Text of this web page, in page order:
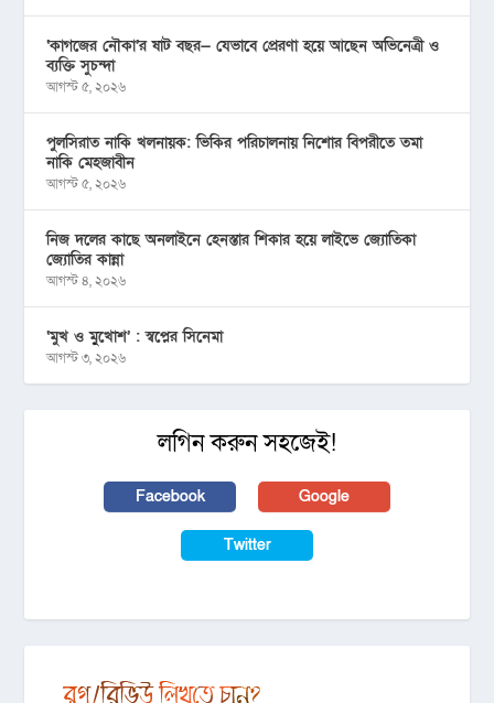
‘কাগজের নৌকা’র ষাট বছর— যেভাবে প্রেরণা হয়ে আছেন অভিনেত্রী ও
ব্যক্তি সুচন্দা
আগস্ট ৫, ২০২৬
পুলসিরাত নাকি খলনায়ক: ভিকির পরিচালনায় নিশোর বিপরীতে তমা
নাকি মেহজাবীন
আগস্ট ৫, ২০২৬
নিজ দলের কাছে অনলাইনে হেনস্তার শিকার হয়ে লাইভে জ্যোতিকা
জ্যোতির কান্না
আগস্ট ৪, ২০২৬
‘মুখ ও মু্খোশ’ : স্বপ্নের সিনেমা
আগস্ট ৩, ২০২৬
লগিন করুন সহজেই!
Facebook Google
Twitter